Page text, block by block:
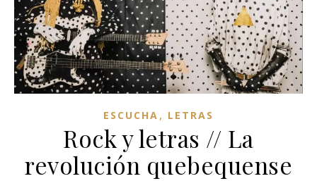
ESCUCHA , LETRAS
Rock y letras // La
revolución quebequense